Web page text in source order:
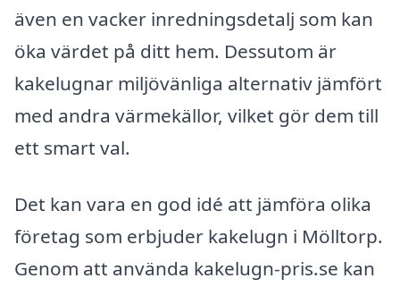
även en vacker inredningsdetalj som kan
öka värdet på ditt hem. Dessutom är
kakelugnar miljövänliga alternativ jämfört
med andra värmekällor, vilket gör dem till
ett smart val.
Det kan vara en god idé att jämföra olika
företag som erbjuder kakelugn i Mölltorp.
Genom att använda kakelugn-pris.se kan